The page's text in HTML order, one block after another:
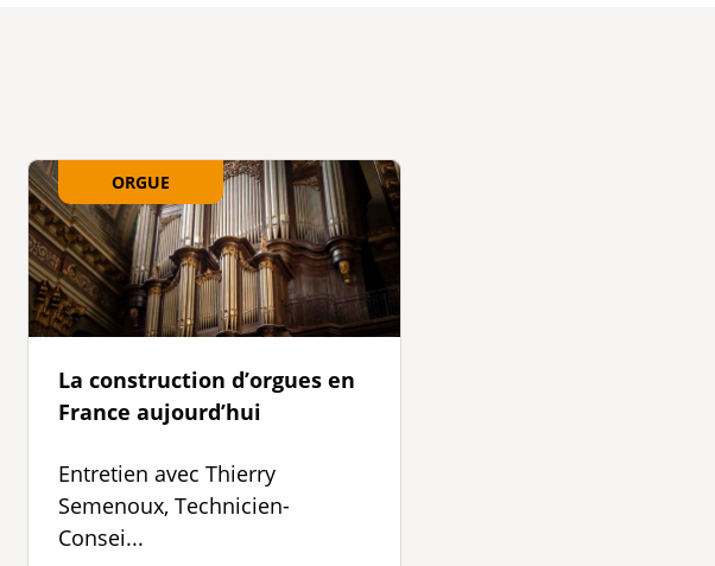
ORGUE
La construction d’orgues en
France aujourd’hui
Entretien avec Thierry
Semenoux, Technicien-
Consei...